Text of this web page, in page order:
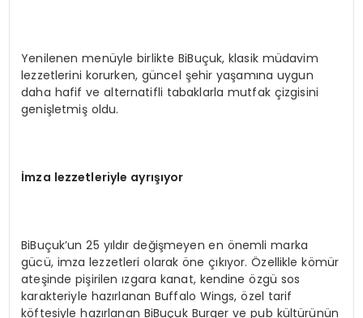
Yenilenen menüyle birlikte BiBuçuk, klasik müdavim
lezzetlerini korurken, güncel şehir yaşamına uygun
daha hafif ve alternatifli tabaklarla mutfak çizgisini
genişletmiş oldu.
İmza lezzetleriyle ayrışıyor
BiBuçuk’un 25 yıldır değişmeyen en önemli marka
gücü, imza lezzetleri olarak öne çıkıyor. Özellikle kömür
ateşinde pişirilen ızgara kanat, kendine özgü sos
karakteriyle hazırlanan Buffalo Wings, özel tarif
köftesiyle hazırlanan BiBuçuk Burger ve pub kültürünün